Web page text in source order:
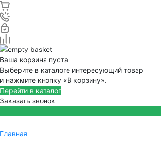
Ваша корзина пуста
Выберите в каталоге интересующий товар
и нажмите кнопку «В корзину».
Перейти в каталог
Заказать звонок
Главная